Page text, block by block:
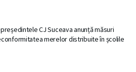
CJ Suceava anunță măsuri
merelor distribuite în școlile